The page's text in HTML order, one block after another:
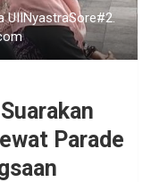
UIINyastraSore#2.
Parade